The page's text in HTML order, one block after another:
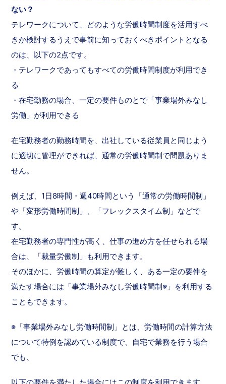
ない？
テレワークについて、どのような労働時間制度を活用すべ
きか検討するうえで事前に知っておくべきポイントとなる
のは、以下の2点です。
・テレワークであってもすべての労働時間制度が利用でき
る
・在宅勤務の場合、一定の要件ものとで「事業場外みなし
労働」が利用できる
在宅勤務者の勤務時間を、出社している従業員と同じよう
に適切に管理ができれば、通常の労働時間制で問題ありま
せん。
例えば、1日8時間・週40時間という「通常の労働時間制」
や「変形労働時間制」、「フレックスタイム制」などで
す。
在宅勤務者の専門性が高く、仕事の進め方を任せられる場
合は、「裁量労働制」も利用できます。
そのほかに、労働時間の算定が難しく、ある一定の要件を
満たす場合には「事業場外みなし労働時間制※」を利用する
こともできます。
※「事業場外みなし労働時間制」とは、労働時間の計算方法
について特例を認めている制度で、自宅で業務を行う場合
でも、